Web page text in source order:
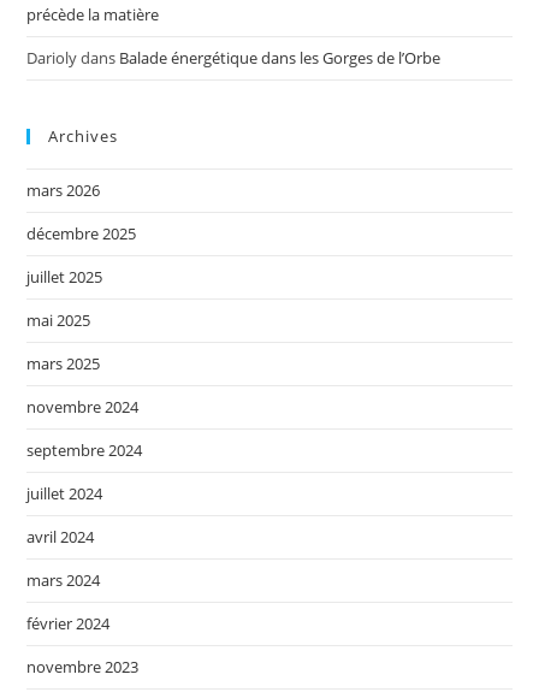
précède la matière
Dariolydans Balade énergétique dans les Gorges de l’Orbe
Archives
mars 2026
décembre 2025
juillet 2025
mai 2025
mars 2025
novembre 2024
septembre 2024
juillet 2024
avril 2024
mars 2024
février 2024
novembre 2023